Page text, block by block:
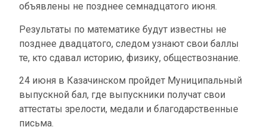
объявлены не позднее семнадцатого июня.
Результаты по математике будут известны не
позднее двадцатого, следом узнают свои баллы
те, кто сдавал историю, физику, обществознание.
24 июня в Казачинском пройдет Муниципальный
выпускной бал, где выпускники получат свои
аттестаты зрелости, медали и благодарственные
письма.